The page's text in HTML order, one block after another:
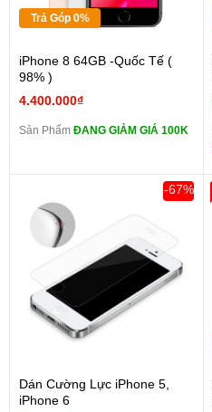
Trả Góp 0%
iPhone 8 64GB -Quốc Tế (
98% )
4.400.000₫
Sản Phẩm ĐANG GIẢM GIÁ 100K
Dán Cường Lực iPhone 5,
iPhone 6
-67%